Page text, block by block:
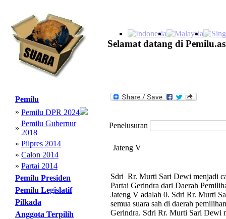
Selamat datang di
Pemilu
» Pemilu DPR 2024
»
Pemilu Gubernur
2018
» Pilpres 2014
» Calon 2014
» Partai 2014
Pemilu Presiden
Pemilu Legislatif
Pilkada
Anggota Terpilih
Penelusuran
Jateng V
Sdri Rr. Murti Sari Dewi menjadi
Partai Gerindra dari Daerah
Jateng V adalah 0. Sdri Rr. Murti
semua suara sah di daerah
Gerindra. Sdri Rr. Murti Sari Dewi